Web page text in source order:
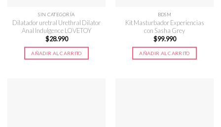
SIN CATEGORÍA
Dilatador uretral Urethral Dilator
Anal Indulgence LOVETOY
$28.990
AÑADIR AL CARRITO
BDSM
Kit Masturbador Experiencias
con Sasha Grey
$99.990
AÑADIR AL CARRITO